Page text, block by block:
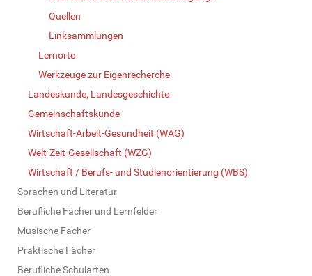
Quellen
Linksammlungen
Lernorte
Werkzeuge zur Eigenrecherche
Landeskunde, Landesgeschichte
Gemeinschaftskunde
Wirtschaft-Arbeit-Gesundheit (WAG)
Welt-Zeit-Gesellschaft (WZG)
Wirtschaft / Berufs- und Studienorientierung (WBS)
Sprachen und Literatur
Berufliche Fächer und Lernfelder
Musische Fächer
Praktische Fächer
Berufliche Schularten